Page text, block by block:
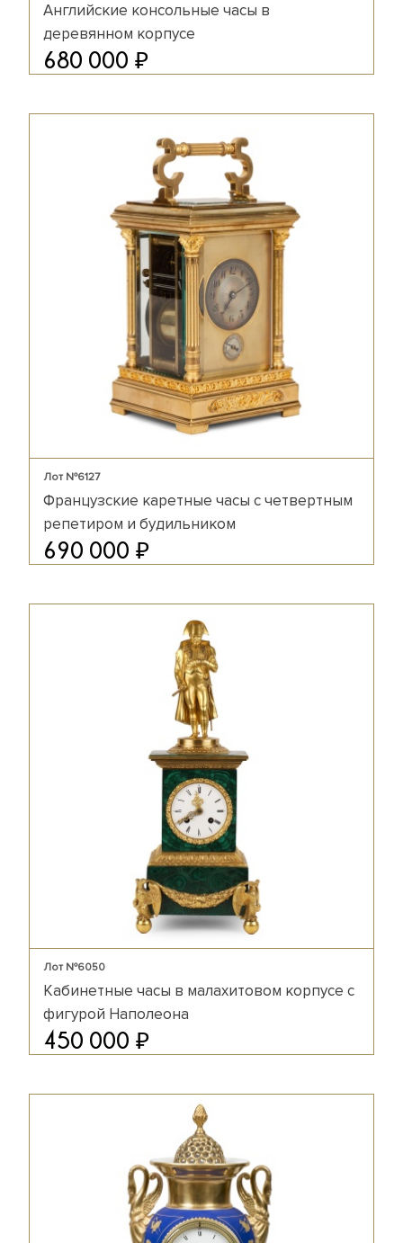
Английские консольные часы в
деревянном корпусе
680 000 ₽
Лот №6127
Французские каретные часы с четвертным
репетиром и будильником
690 000 ₽
Лот №6050
Кабинетные часы в малахитовом корпусе с
фигурой Наполеона
450 000 ₽